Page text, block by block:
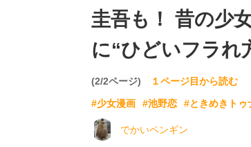
圭吾も！ 昔の少
に“ひどいフラれ
(2/2ページ)
１ページ目から読む
#少女漫画
#池野恋 #ときめきトゥ
でかいペンギン